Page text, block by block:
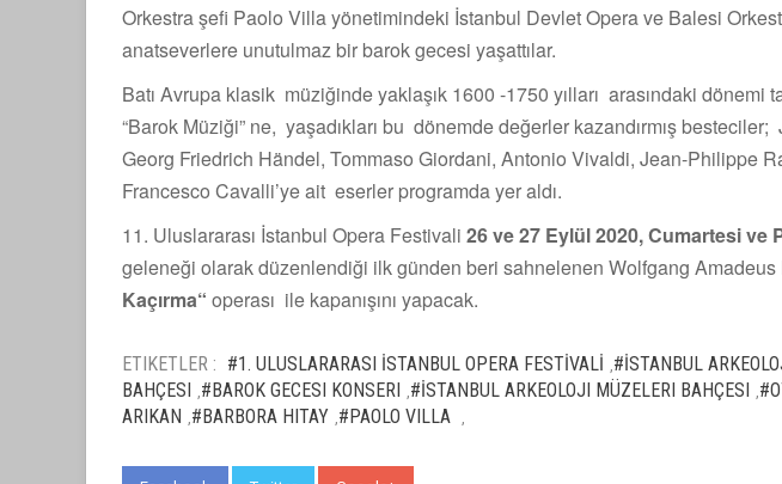
Orkestra şefi Paolo Villa yönetimindeki İstanbul Devlet Opera ve Balesi
anatseverlere unutulmaz bir barok gecesi yaşattılar.
Batı Avrupa klasik müziğinde yaklaşık 1600 -1750 yılları arasındaki dönemi
“Barok Müziği” ne, yaşadıkları bu dönemde değerler kazandırmış
Georg Friedrich Händel, Tommaso Giordani, Antonio Vivaldi, Jean-Philippe
Francesco Cavalli’ye ait eserler programda yer aldı.
11. Uluslararası İstanbul Opera Festivali 26 ve 27 Eylül 2020, Cumartesi ve
geleneği olarak düzenlendiği ilk günden beri sahnelenen Wolfgang Amadeus
Kaçırma“ operası ile kapanışını yapacak.
ETIKETLER : #1. ULUSLARARASI İSTANBUL OPERA FESTİVALİ ,#İSTANBUL
BAHÇESI
,#BAROK GECESI KONSERI ,#İSTANBUL ARKEOLOJI MÜZELERI BAHÇESI ,
ARIKAN ,#BARBORA HITAY ,#PAOLO VILLA ,